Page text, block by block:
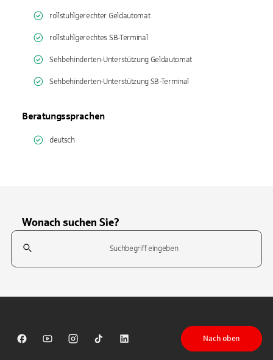
rollstuhlgerechter Geldautomat
rollstuhlgerechtes SB-Terminal
Sehbehinderten-Unterstützung Geldautomat
Sehbehinderten-Unterstützung SB-Terminal
Beratungssprachen
deutsch
Wonach suchen Sie?
Suchfeld
Sparkasse auf Facebook
Sparkasse auf Youtube
Sparkasse auf Instagram
Sparkasse auf TikTok
Sparkasse auf LinkedIn
Nach oben